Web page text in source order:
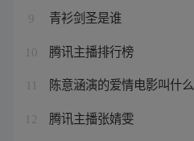
9 青衫剑圣是谁
10 腾讯主播排行榜
陈意涵演的爱情电影叫什么
12 腾讯主播张婧雯